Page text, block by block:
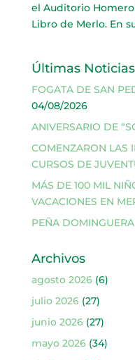
el Auditorio
Libro de Merlo. En
Últimas Noticias
FOGATA DE SAN
04/08/2026
ANIVERSARIO DE
COMENZARON LAS
CURSOS DE
MÁS DE 100 MIL
VACACIONES EN
PEÑA
Archivos
agosto 2026(6)
julio 2026(27)
junio 2026(27)
mayo 2026(34)